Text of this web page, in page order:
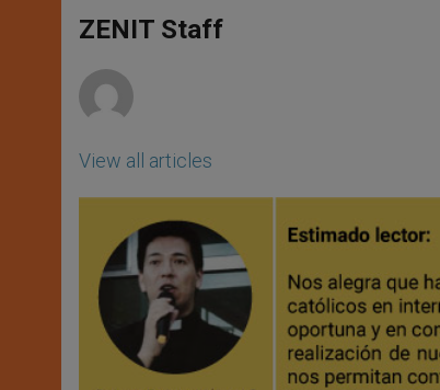
p
p
g
e
o
k
ZENIT Staff
View all articles